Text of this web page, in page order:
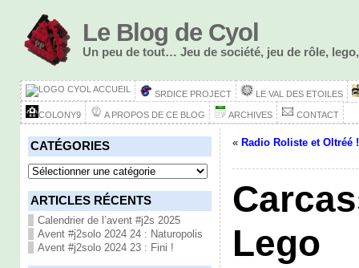
Le Blog de Cyol
Un peu de tout… Jeu de société, jeu de rôle,
ACCUEIL SRDICE PROJECT LE VAL DES ETOILES
COLONY9 A PROPOS DE CE BLOG ARCHIVES CONTACT
CATÉGORIES
Catégories
ARTICLES RÉCENTS
Calendrier de l’avent #j2s 2025
Avent #j2solo 2024 24 : Naturopolis
Avent #j2solo 2024 23 : Fini !
« Radio Roliste et Oltréé !
Lego